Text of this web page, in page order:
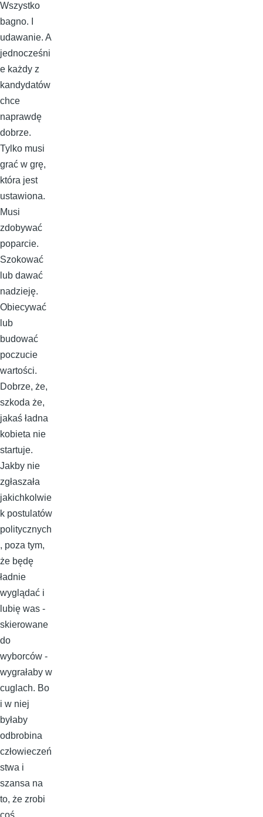
Wszystko
bagno. I
udawanie. A
jednocześni
e każdy z
kandydatów
chce
naprawdę
dobrze.
Tylko musi
grać w grę,
która jest
ustawiona.
Musi
zdobywać
poparcie.
Szokować
lub dawać
nadzieję.
Obiecywać
lub
budować
poczucie
wartości.
Dobrze, że,
szkoda że,
jakaś ładna
kobieta nie
startuje.
Jakby nie
zgłaszała
jakichkolwie
k postulatów
politycznych
, poza tym,
że będę
ładnie
wyglądać i
lubię was -
skierowane
do
wyborców -
wygrałaby w
cuglach. Bo
i w niej
byłaby
odbrobina
człowieczeń
stwa i
szansa na
to, że zrobi